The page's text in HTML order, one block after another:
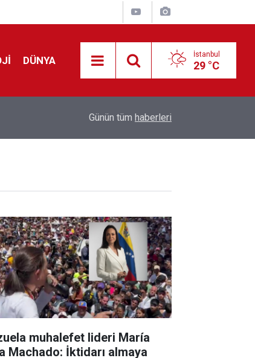
DÜNYA İstanbul
29 °C
Feridun Düzağaç sahnelere ara verdi: ''En az
Günün tüm haberleri
muhalefet lideri María
Machado: İktidarı almaya